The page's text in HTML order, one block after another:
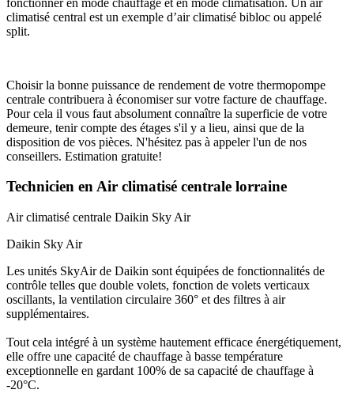
climatisé central est un exemple d’air climatisé bibloc ou appelé
split.
Choisir la bonne puissance de rendement de votre thermopompe
centrale contribuera à économiser sur votre facture de chauffage.
Pour cela il vous faut absolument connaître la superficie de votre
demeure, tenir compte des étages s'il y a lieu, ainsi que de la
disposition de vos pièces. N'hésitez pas à appeler l'un de nos
conseillers. Estimation gratuite!
Technicien en Air climatisé centrale lorraine
Air climatisé centrale Daikin Sky Air
Daikin Sky Air
Les unités SkyAir de Daikin sont équipées de fonctionnalités de
contrôle telles que double volets, fonction de volets verticaux
oscillants, la ventilation circulaire 360° et des filtres à air
supplémentaires.
Tout cela intégré à un système hautement efficace énergétiquement,
elle offre une capacité de chauffage à basse température
exceptionnelle en gardant 100% de sa capacité de chauffage à
-20°C.